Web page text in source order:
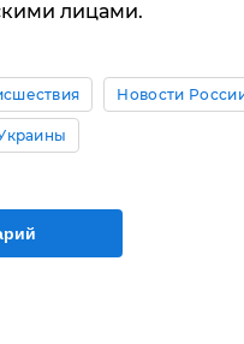
лицами.
Новости